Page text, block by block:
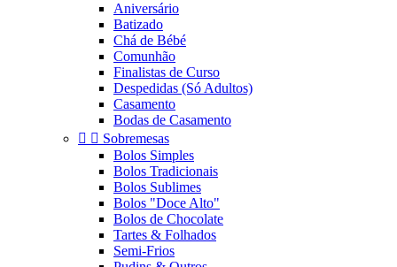
Aniversário
Batizado
Chá de Bébé
Comunhão
Finalistas de Curso
Despedidas (Só Adultos)
Casamento
Bodas de Casamento
  Sobremesas
Bolos Simples
Bolos Tradicionais
Bolos Sublimes
Bolos "Doce Alto"
Bolos de Chocolate
Tartes & Folhados
Semi-Frios